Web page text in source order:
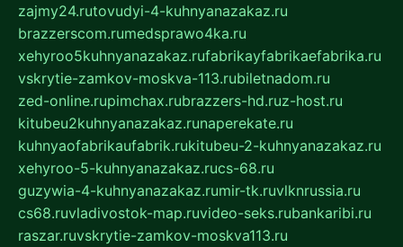
zajmy24.rutovudyi-4-kuhnyanazakaz.ru
brazzerscom.rumedsprawo4ka.ru
xehyroo5kuhnyanazakaz.rufabrikayfabrikaefabrika.ru
vskrytie-zamkov-moskva-113.rubiletnadom.ru
zed-online.rupimchax.rubrazzers-hd.ruz-host.ru
kitubeu2kuhnyanazakaz.runaperekate.ru
kuhnyaofabrikaufabrik.rukitubeu-2-kuhnyanazakaz.ru
xehyroo-5-kuhnyanazakaz.rucs-68.ru
guzywia-4-kuhnyanazakaz.rumir-tk.ruvlknrussia.ru
cs68.ruvladivostok-map.ruvideo-seks.rubankaribi.ru
raszar.ruvskrytie-zamkov-moskva113.ru